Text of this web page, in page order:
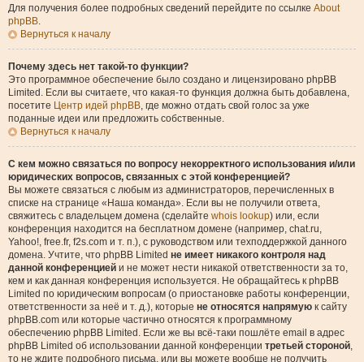
Для получения более подробных сведений перейдите по ссылке About
phpBB.
Вернуться к началу
Почему здесь нет такой-то функции?
Это программное обеспечение было создано и лицензировано phpBB
Limited. Если вы считаете, что какая-то функция должна быть добавлена,
посетите Центр идей phpBB, где можно отдать свой голос за уже
поданные идеи или предложить собственные.
Вернуться к началу
С кем можно связаться по вопросу некорректного использования и/или
юридических вопросов, связанных с этой конференцией?
Вы можете связаться с любым из администраторов, перечисленных в
списке на странице «Наша команда». Если вы не получили ответа,
свяжитесь с владельцем домена (сделайте whois lookup) или, если
конференция находится на бесплатном домене (например, chat.ru,
Yahoo!, free.fr, f2s.com и т. п.), с руководством или техподдержкой данного
домена. Учтите, что phpBB Limited не имеет никакого контроля над
данной конференцией и не может нести никакой ответственности за то,
кем и как данная конференция используется. Не обращайтесь к phpBB
Limited по юридическим вопросам (о приостановке работы конференции,
ответственности за неё и т. д.), которые не относятся напрямую к сайту
phpBB.com или которые частично относятся к программному
обеспечению phpBB Limited. Если же вы всё-таки пошлёте email в адрес
phpBB Limited об использовании данной конференции третьей стороной,
то не ждите подробного письма, или вы можете вообще не получить